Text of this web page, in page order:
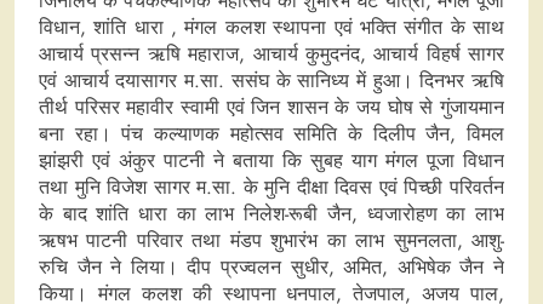
विधान, शांति धारा , मंगल कलश स्थापना एवं भक्ति संगीत के साथ
आचार्य प्रसन्न ऋषि महाराज, आचार्य कुमुदनंद, आचार्य विहर्ष सागर
एवं आचार्य दयासागर म.सा. ससंघ के सानिध्य में हुआ। दिनभर ऋषि
तीर्थ परिसर महावीर स्वामी एवं जिन शासन के जय घोष से गुंजायमान
बना रहा। पंच कल्याणक महोत्सव समिति के दिलीप जैन, विमल
झांझरी एवं अंकुर पाटनी ने बताया कि सुबह याग मंगल पूजा विधान
तथा मुनि विजेश सागर म.सा. के मुनि दीक्षा दिवस एवं पिच्छी परिवर्तन
के बाद शांति धारा का लाभ निलेश-रूबी जैन, ध्वजारोहण का लाभ
ऋषभ पाटनी परिवार तथा मंडप शुभारंभ का लाभ सुमनलता, आशु-
रुचि जैन ने लिया। दीप प्रज्वलन सुधीर, अमित, अभिषेक जैन ने
किया। मंगल कलश की स्थापना धनपाल, तेजपाल, अजय पाल,